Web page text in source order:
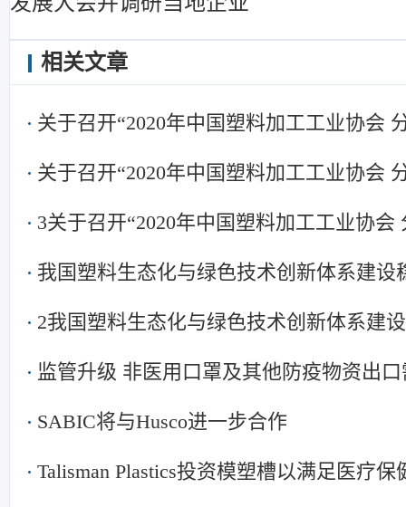
相关文章
关于召开“2020年中国塑料加工工业协会
关于召开“2020年中国塑料加工工业协会
3关于召开“2020年中国塑料加工工业协
我国塑料生态化与绿色技术创新体系建设
2我国塑料生态化与绿色技术创新体系建
监管升级 非医用口罩及其他防疫物资出
SABIC将与Husco进一步合作
Talisman Plastics投资模塑槽以满足医疗